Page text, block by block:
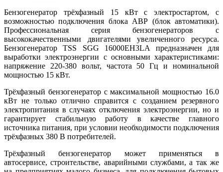
Бензогенератор трёхфазный 15 кВт с электростартом, с
возможностью подключения блока АВР (блок автоматики).
Профессиональная серия бензогенераторов с
высококачественными двигателями увеличенного ресурса.
Бензогенератор TSS SGG 16000EH3LA предназначен для
выработки электроэнергии с основными характеристиками:
напряжение 220-380 вольт, частота 50 Гц и номинальной
мощностью 15 кВт.
Трёхфазный бензогенератор с максимальной мощностью 16.0
кВт не только отлично справится с созданием резервного
электропитания в случаях отключения электроэнергии, но и
гарантирует стабильную работу в качестве главного
источника питания, при условии необходимости подключения
трёхфазных 380 В потребителей.
Трёхфазный бензогенератор может применяться в
автосервисе, строительстве, аварийными службами, а так же